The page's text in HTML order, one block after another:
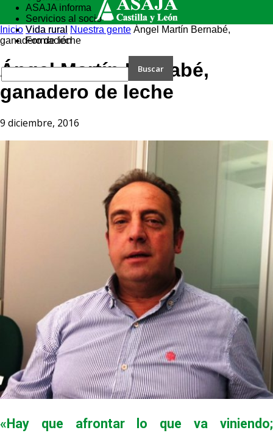
ASAJA informa
Servicios al socio
Vida rural
Formación
Inicio Vida rural Nuestra gente Ángel Martín Bernabé,
ganadero de leche
Ángel Martín Bernabé,
ganadero de leche
9 diciembre, 2016
«Hay que afrontar lo que va viniendo;